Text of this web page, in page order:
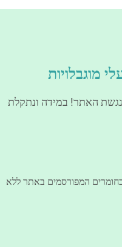
מוגבלויות
האתר! במידה ונתקלת
המפורסמים באתר ללא